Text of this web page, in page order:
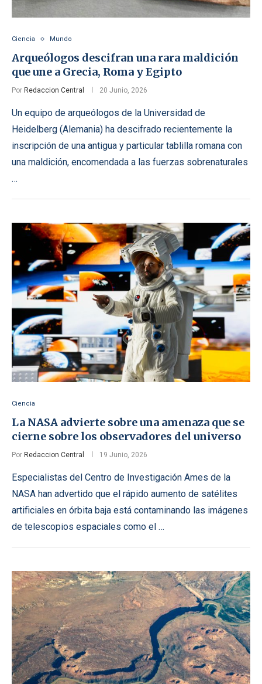
Ciencia Mundo
Arqueólogos descifran una rara maldición
que une a Grecia, Roma y Egipto
Por Redaccion Central 20 Junio, 2026
Un equipo de arqueólogos de la Universidad de
Heidelberg (Alemania) ha descifrado recientemente la
inscripción de una antigua y particular tablilla romana con
una maldición, encomendada a las fuerzas sobrenaturales
…
Ciencia
La NASA advierte sobre una amenaza que se
cierne sobre los observadores del universo
Por Redaccion Central 19 Junio, 2026
Especialistas del Centro de Investigación Ames de la
NASA han advertido que el rápido aumento de satélites
artificiales en órbita baja está contaminando las imágenes
de telescopios espaciales como el …